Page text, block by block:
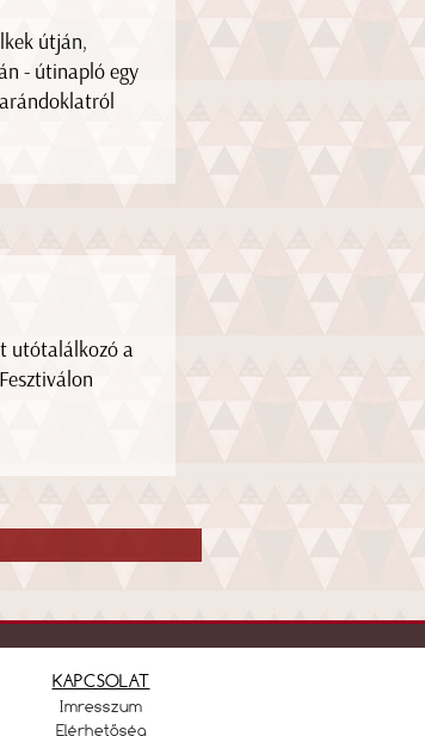
útján,
- útinapló egy
utótalálkozó a
KAPCSOLAT
Imresszum
Elérhetőség